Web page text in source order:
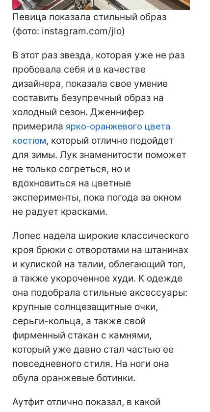
Певица показала стильный образ
(фото: instagram.com/jlo)
В этот раз звезда, которая уже не раз
пробовала себя и в качестве
дизайнера, показала свое умение
составить безупречный образ на
холодный сезон. Дженнифер
примерила ярко-оранжевого цвета
костюм, который отлично подойдет
для зимы. Лук знаменитости поможет
не только согреться, но и
вдохновиться на цветные
эксперименты, пока погода за окном
не радует красками.
Лопес надела широкие классического
кроя брюки с отворотами на штанинах
и кулиской на талии, облегающий топ,
а также укороченное худи. К одежде
она подобрала стильные аксессуары:
крупные солнцезащитные очки,
серьги-кольца, а также свой
фирменный стакан с камнями,
который уже давно стал частью ее
повседневного стиля. На ноги она
обула оранжевые ботинки.
Аутфит отлично показал, в какой